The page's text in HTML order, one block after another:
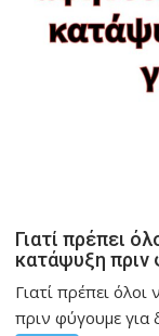
Γιατί πρέπει
κατάψυξη πριν
Γιατί πρέπει
πριν φύγουμε για